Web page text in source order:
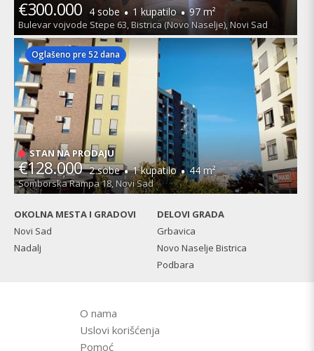
€300.000 4 sobe · 1 kupatilo · 97 m²
Bulevar vojvode Stepe 63, Bistrica (Novo Naselje), Novi Sad
Oglašeno pre 52 dana
STAN NA PRODAJU
€128.000 2 sobe · 1 kupatilo · 44 m²
Somborska Rampa 18, Novi Sad
OKOLNA MESTA I GRADOVI
Novi Sad
Nadalj
DELOVI GRADA
Grbavica
Novo Naselje Bistrica
Podbara
O nama
Uslovi korišćenja
Pomoć